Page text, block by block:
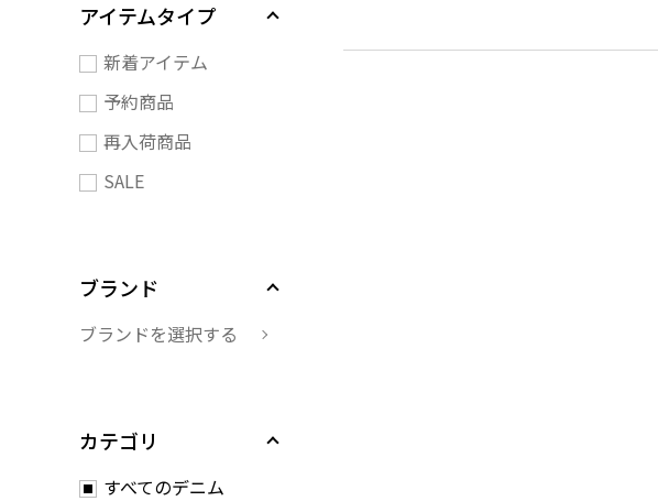
アイテムタイプ
新着アイテム
予約商品
再入荷商品
SALE
ブランド
ブランドを選択する
カテゴリ
すべてのデニム